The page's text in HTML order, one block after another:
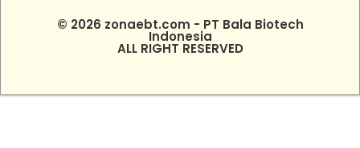
© 2026 zonaebt.com - PT Bala Biotech
Indonesia
ALL RIGHT RESERVED